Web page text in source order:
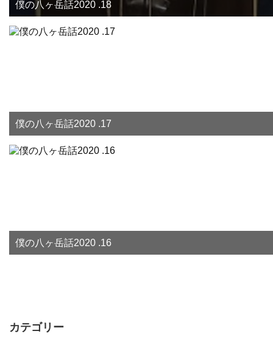
僕の八ヶ岳話2020 .18
僕の八ヶ岳話2020 .17
僕の八ヶ岳話2020 .16
カテゴリー